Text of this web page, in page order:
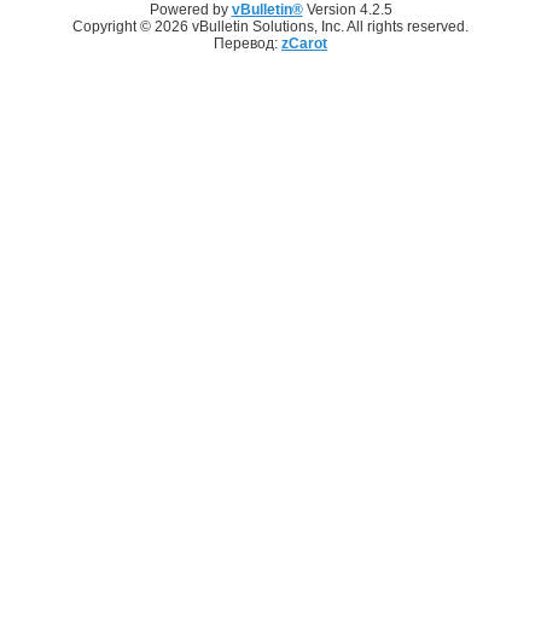
Powered by vBulletin®Version 4.2.5
Copyright © 2026 vBulletin Solutions, Inc. All rights reserved.
Перевод: zCarot